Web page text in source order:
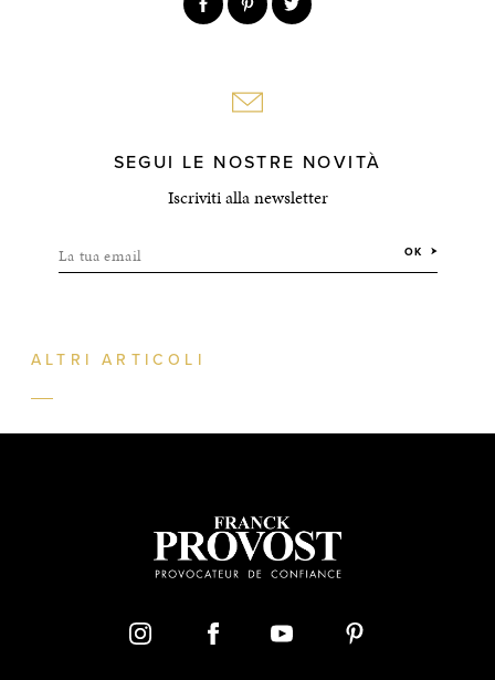
SEGUI LE NOSTRE NOVITÀ
Iscriviti alla newsletter
La tua email OK
ALTRI ARTICOLI